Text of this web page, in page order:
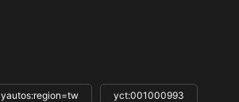
yautos:region=tw yct:001000993